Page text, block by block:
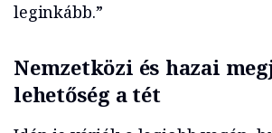
leginkább.”
Nemzetközi és hazai
lehetőség a tét